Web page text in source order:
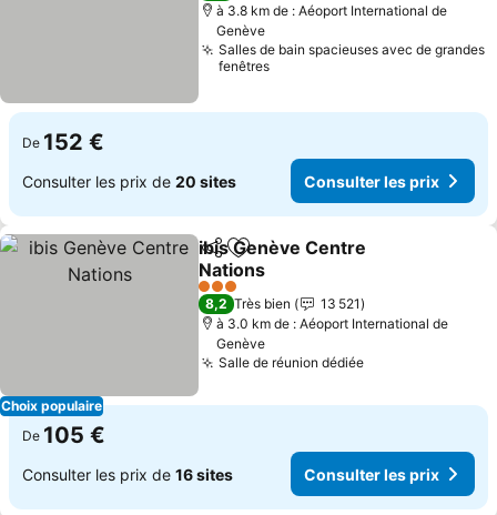
à 3.8 km de : Aéoport International de
Genève
Salles de bain spacieuses avec de grandes
fenêtres
De 152 €
Consulter les prix de 20 sites Consulter les prix
Choix populaire
PartagerAjouter à mes favoris
ibis Genève Centre
Nations
3 Étoiles
8,2 Très bien
13 521
à 3.0 km de : Aéoport International de
Genève
Salle de réunion dédiée
De 105 €
Consulter les prix de 16 sites Consulter les prix